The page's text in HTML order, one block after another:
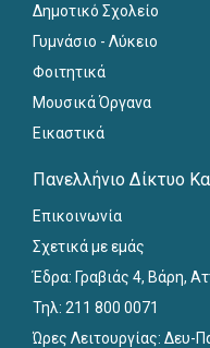
Δημοτικό Σχολείο
Γυμνάσιο - Λύκειο
Φοιτητικά
Μουσικά Όργανα
Εικαστικά
Πανελλήνιο Δίκτυο
Επικοινωνία
Σχετικά με εμάς
Έδρα: Γραβιάς 4, Βάρη,
Τηλ: 211 800 0071
Ώρες Λειτουργίας: Δευ-